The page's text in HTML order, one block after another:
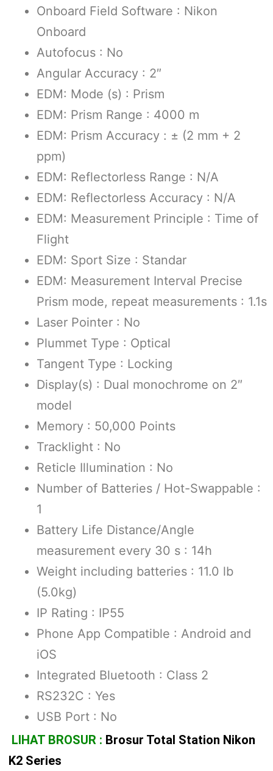
Onboard Field Software : Nikon
Onboard
Autofocus : No
Angular Accuracy : 2″
EDM: Mode (s) : Prism
EDM: Prism Range : 4000 m
EDM: Prism Accuracy : ± (2 mm + 2
ppm)
EDM: Reflectorless Range : N/A
EDM: Reflectorless Accuracy : N/A
EDM: Measurement Principle : Time of
Flight
EDM: Sport Size : Standar
EDM: Measurement Interval Precise
Prism mode, repeat measurements : 1.1s
Laser Pointer : No
Plummet Type : Optical
Tangent Type : Locking
Display(s) : Dual monochrome on 2″
model
Memory : 50,000 Points
Tracklight : No
Reticle Illumination : No
Number of Batteries / Hot-Swappable :
1
Battery Life Distance/Angle
measurement every 30 s : 14h
Weight including batteries : 11.0 lb
(5.0kg)
IP Rating : IP55
Phone App Compatible : Android and
iOS
Integrated Bluetooth : Class 2
RS232C : Yes
USB Port : No
LIHAT BROSUR : Brosur Total Station Nikon
K2 Series